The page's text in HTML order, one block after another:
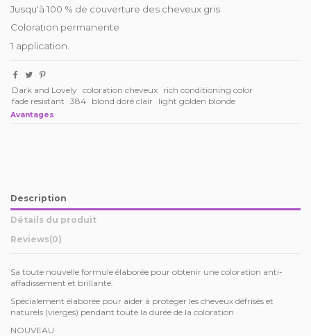
Jusqu'à 100 % de couverture des cheveux gris
Coloration permanente
1 application.
Dark and Lovely coloration cheveux rich conditioning color
fade resistant
384 blond doré clair light golden blonde
Avantages
Description
Détails du produit
Reviews(0)
Sa toute nouvelle formule élaborée pour obtenir une coloration anti-
affadissement et brillante.
Spécialement élaborée pour aider à protéger les cheveux défrisés et
naturels (vierges) pendant toute la durée de la coloration
NOUVEAU